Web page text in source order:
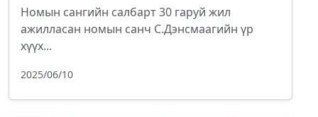
Номын сангийн салбарт 30 гаруй жил
ажилласан номын санч С.Дэнсмаагийн үр
хүүх...
2025/06/10